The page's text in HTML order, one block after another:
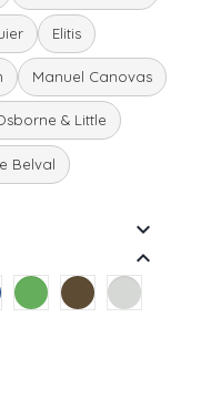
Elitis
Manuel Canovas
& Little
Belval

